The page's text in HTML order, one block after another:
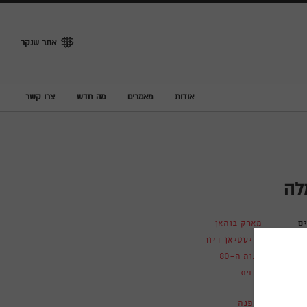
אתר שנקר
אודות מאמרים מה חדש צרו קשר
מארק בוהאן
כריסטיאן דיור
שנות ה-80
צרפת
אופנה